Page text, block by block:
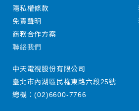
隱私權條款
免責聲明
商務合作方案
聯絡我們
中天電視股份有限公司
臺北市內湖區民權東路六段25號
總機：(02)6600-7766